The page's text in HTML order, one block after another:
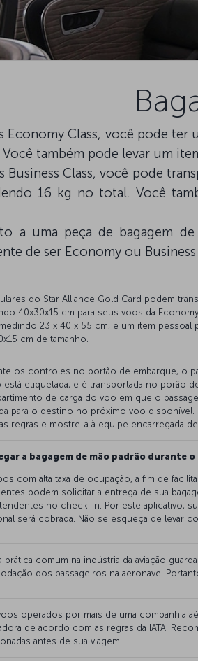
Economy Class, você pode
também pode levar um
Business Class, você pode
16 kg no total. Você
a uma peça de bagagem
de ser Economy ou Business
do Star Alliance Gold Card podem
40x30x15 cm para seus voos da
23 x 40 x 55 cm, e um item pessoal
cm de tamanho.
os controles no portão de embarque, o
está etiquetada, e é transportada no porão
de carga do voo em que o
para o destino no próximo voo disponível.
regras e mostre-a à equipe encarregada
a bagagem de mão padrão durante
com alta taxa de ocupação, a fim de
podem solicitar a entrega de sua
no check-in. Por este aplicativo,
será cobrada. Não se esqueça de levar
prática comum na indústria da aviação
dos passageiros na aeronave.
operados por mais de uma companhia
de acordo com as regras da IATA.
antes de sua viagem.